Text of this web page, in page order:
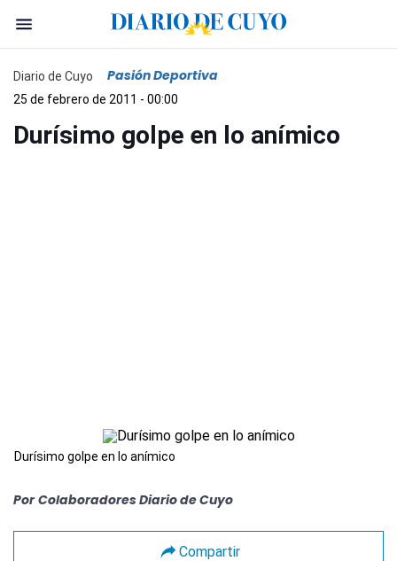
Diario de Cuyo Pasión Deportiva
25 de febrero de 2011 - 00:00
Durísimo golpe en lo anímico
Durísimo golpe en lo anímico
Por Colaboradores Diario de Cuyo
Compartir